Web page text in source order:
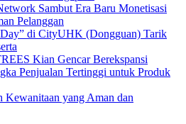
Sambut Era Baru Monetisasi
Pelanggan
di CityUHK (Dongguan) Tarik
Kian Gencar Berekspansi
Penjualan Tertinggi untuk Produk
Kewanitaan yang Aman dan